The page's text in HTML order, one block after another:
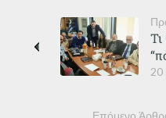
20
Επόμενο